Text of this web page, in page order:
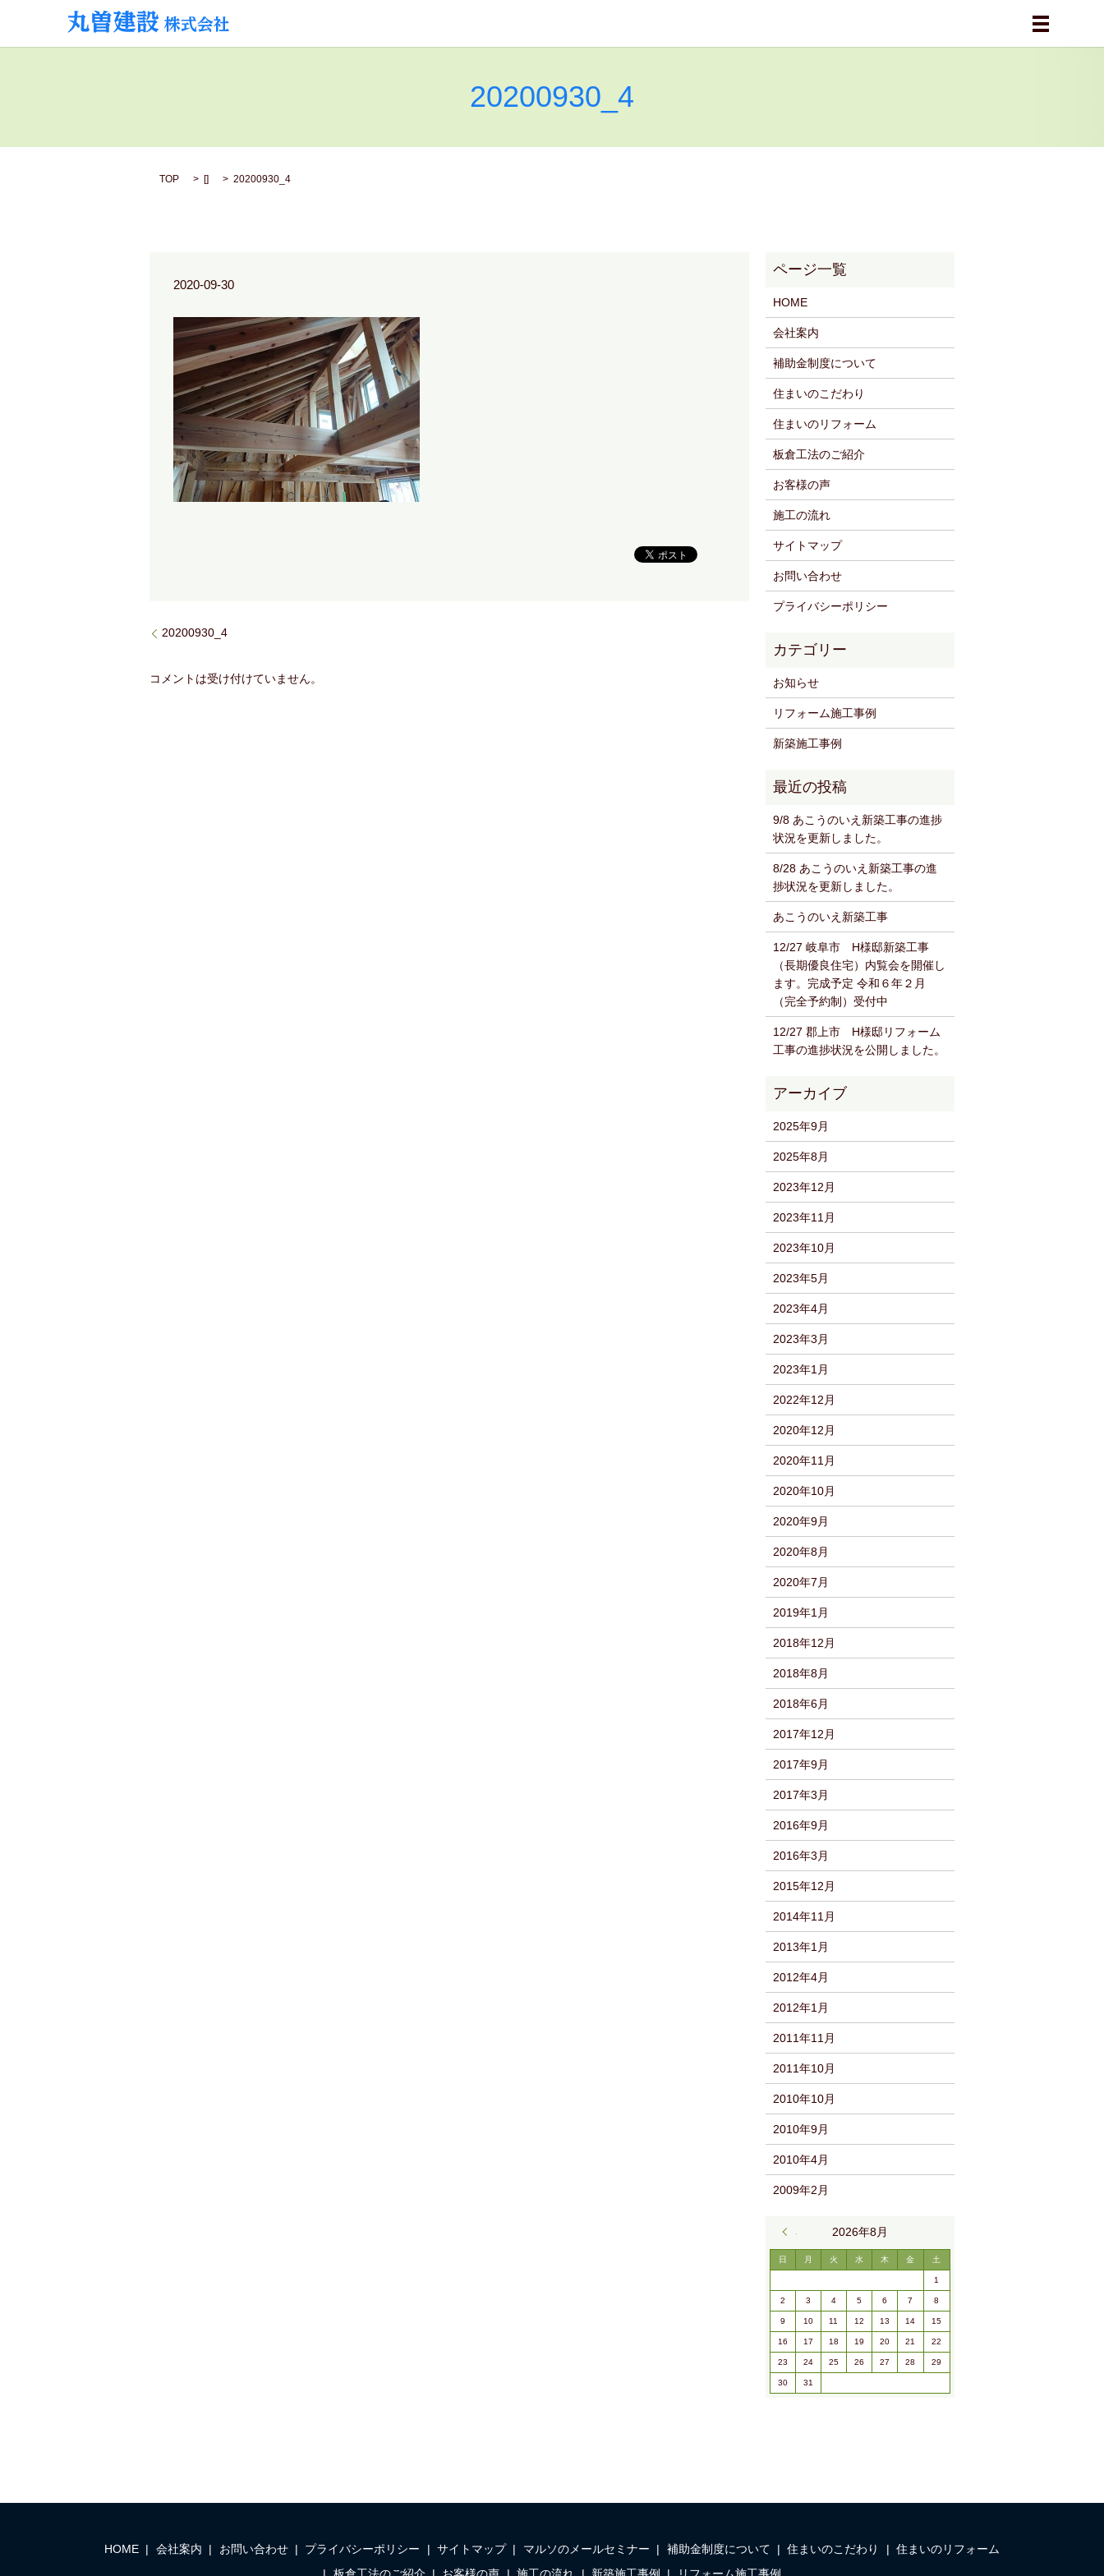
メニュー
20200930_4
TOP [] 20200930_4
2020-09-30
20200930_4
コメントは受け付けていません。
HOME
会社案内
補助金制度について
住まいのこだわり
住まいのリフォーム
板倉工法のご紹介
お客様の声
施工の流れ
サイトマップ
お問い合わせ
プライバシーポリシー
お知らせ
リフォーム施工事例
新築施工事例
9/8 あこうのいえ新築工事の進捗
状況を更新しました。
8/28 あこうのいえ新築工事の進
捗状況を更新しました。
あこうのいえ新築工事
12/27 岐阜市 H様邸新築工事
（長期優良住宅）内覧会を開催し
ます。完成予定 令和６年２月
（完全予約制）受付中
12/27 郡上市 H様邸リフォーム
工事の進捗状況を公開しました。
2025年9月
2025年8月
2023年12月
2023年11月
2023年10月
2023年5月
2023年4月
2023年3月
2023年1月
2022年12月
2020年12月
2020年11月
2020年10月
2020年9月
2020年8月
2020年7月
2019年1月
2018年12月
2018年8月
2018年6月
2017年12月
2017年9月
2017年3月
2016年9月
2016年3月
2015年12月
2014年11月
2013年1月
2012年4月
2012年1月
2011年11月
2011年10月
2010年10月
2010年9月
2010年4月
2009年2月
2026年8月
日 月 火 水 木 金 土
1
2 3 4 5 6 7 8
9 10 11 12 13 14 15
16 17 18 19 20 21 22
23 24 25 26 27 28 29
30 31
HOME 会社案内 お問い合わせ プライバシーポリシー サイトマップ マルソのメールセミナー 補助金制度について 住まいのこだわり
住まいのリフォーム